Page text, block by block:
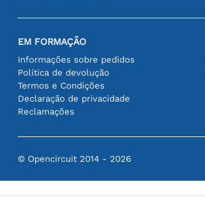
EM FORMAÇÃO
Informações sobre pedidos
Política de devolução
Termos e Condições
Declaração de privacidade
Reclamações
© Opencircuit 2014 - 2026